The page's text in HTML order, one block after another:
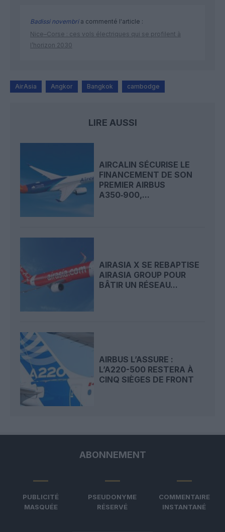
Badissi novembria commenté l'article :
Nice–Corse : ces vols électriques qui se profilent à
l’horizon 2030
AirAsia Angkor Bangkok cambodge
LIRE AUSSI
AIRCALIN SÉCURISE LE
FINANCEMENT DE SON
PREMIER AIRBUS
A350‑900,...
AIRASIA X SE REBAPTISE
AIRASIA GROUP POUR
BÂTIR UN RÉSEAU...
AIRBUS L’ASSURE :
L’A220-500 RESTERA À
CINQ SIÈGES DE FRONT
ABONNEMENT
PUBLICITÉ
MASQUÉE
PSEUDONYME
RÉSERVÉ
COMMENTAIRE
INSTANTANÉ